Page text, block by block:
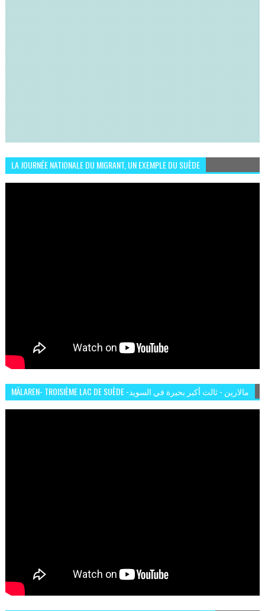
LA JOURNÉE NATIONALE DU MIGRANT, UN EXEMPLE DU SUÈDE
MÄLAREN- TROISIÈME LAC DE SUÈDE -مالارين - ثالث أكبر بحيرة في السويد